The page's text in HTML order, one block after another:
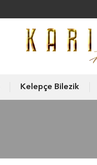
Kelepçe Bilezik